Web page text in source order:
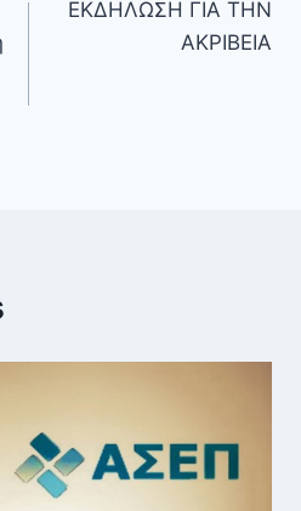
ΕΚΔΗΛΩΣΗ ΓΙΑ ΤΗΝ
ΑΚΡΙΒΕΙΑ